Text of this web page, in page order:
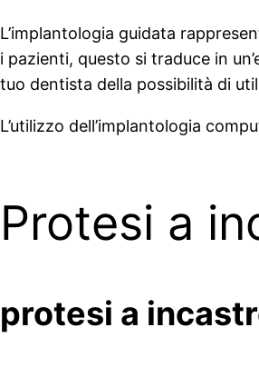
L’implantologia guidata
i pazienti, questo si traduce in
tuo dentista della possibilità di
L’utilizzo dell’implantologia
Protesi a
protesi a